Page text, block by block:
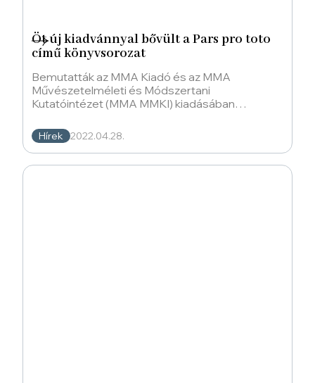
Öt új kiadvánnyal bővült a Pars pro toto
című könyvsorozat
Bemutatták az MMA Kiadó és az MMA
Művészetelméleti és Módszertani
Kutatóintézet (MMA MMKI) kiadásában
Hírek 2022.04.28.